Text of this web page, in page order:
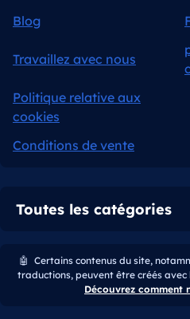
Blog
Travaillez avec nous
Politique relative aux
cookies
Conditions de vente
Toutes les catégories
🤖 Certains contenus du site,
traductions, peuvent être créés avec
Découvrez comment